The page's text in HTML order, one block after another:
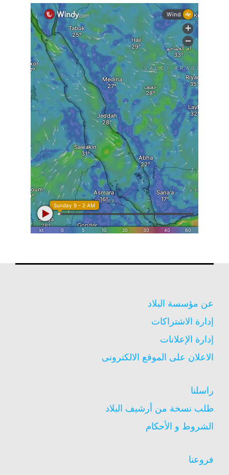
عن مؤسسة البلاد
إدارة الاشتراكات
إدارة الإعلانات
الاعلان على الموقع الالكترونى
راسلنا
طلب نسخة من أرشيف البلاد
الشروط و الأحكام
فروعنا